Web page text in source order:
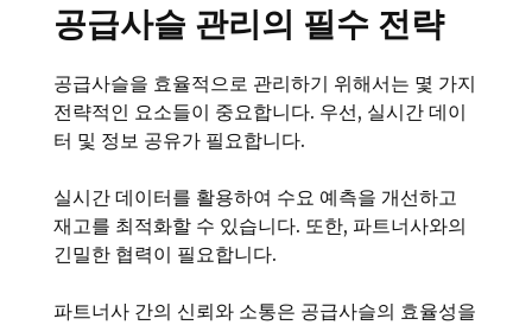
공급사슬 관리의 필수 전략
공급사슬을 효율적으로 관리하기 위해서는 몇 가지
전략적인 요소들이 중요합니다. 우선, 실시간 데이
터 및 정보 공유가 필요합니다.
실시간 데이터를 활용하여 수요 예측을 개선하고
재고를 최적화할 수 있습니다. 또한, 파트너사와의
긴밀한 협력이 필요합니다.
파트너사 간의 신뢰와 소통은 공급사슬의 효율성을